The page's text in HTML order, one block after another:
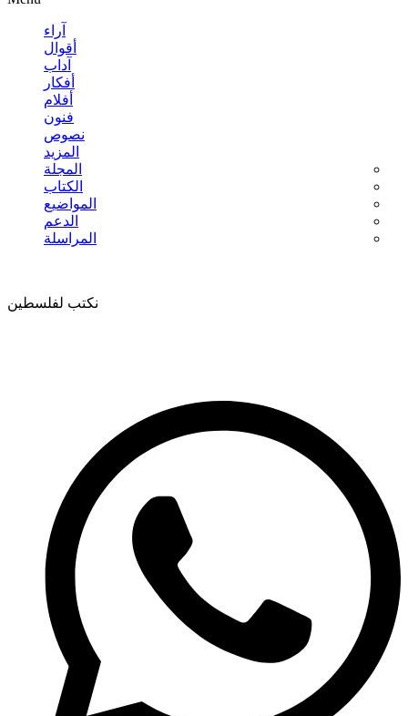
آراء
أقوال
آداب
أفكار
أفلام
فنون
نصوص
المزيد
المجلة
الكتاب
المواضيع
الدعم
المراسلة
نكتب لفلسطين